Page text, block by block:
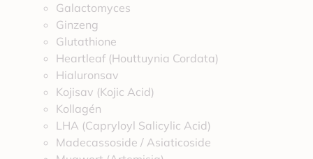
Galactomyces
Ginzeng
Glutathione
Heartleaf (Houttuynia Cordata)
Hialuronsav
Kojisav (Kojic Acid)
Kollagén
LHA (Capryloyl Salicylic Acid)
Madecassoside / Asiaticoside